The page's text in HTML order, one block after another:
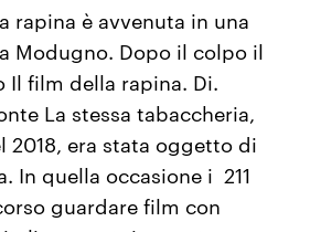
rapina è avvenuta in una
Modugno. Dopo il colpo il
Il film della rapina. Di.
La stessa tabaccheria,
2018, era stata oggetto di
In quella occasione i 211
guardare film con